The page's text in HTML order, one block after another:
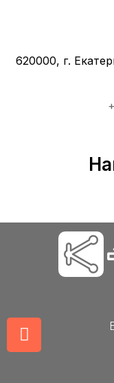
620000, г.